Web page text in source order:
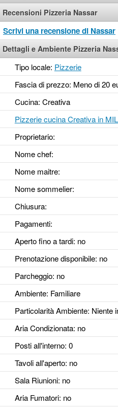
Recensioni Pizzeria Nassar
Scrivi una recensione di Nassar
Dettagli e Ambiente Pizzeria
Tipo locale: Pizzerie
Fascia di prezzo: Meno di 20
Cucina: Creativa
Pizzerie cucina Creativa in
Proprietario:
Nome chef:
Nome maitre:
Nome sommelier:
Chiusura:
Pagamenti:
Aperto fino a tardi: no
Prenotazione disponibile: no
Parcheggio: no
Ambiente: Familiare
Particolarità Ambiente: Niente
Aria Condizionata: no
Posti all'interno: 0
Tavoli all'aperto: no
Sala Riunioni: no
Aria Fumatori: no